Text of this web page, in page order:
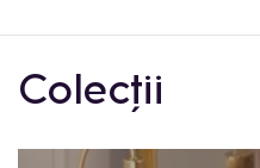
Colecții